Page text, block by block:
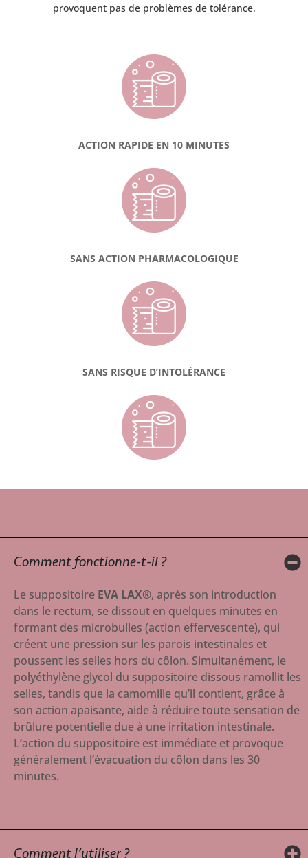
provoquent pas de problèmes de tolérance.
ACTION RAPIDE EN 10 MINUTES
SANS ACTION PHARMACOLOGIQUE
SANS RISQUE D’INTOLÉRANCE
Comment fonctionne-t-il ?
Le suppositoire EVA LAX®, après son introduction
dans le rectum, se dissout en quelques minutes en
formant des microbulles (action effervescente), qui
créent une pression sur les parois intestinales et
poussent les selles hors du côlon. Simultanément, le
polyéthylène glycol du suppositoire dissous ramollit les
selles, tandis que la camomille qu’il contient, grâce à
son action apaisante, aide à réduire toute sensation de
brûlure potentielle due à une irritation intestinale.
L’action du suppositoire est immédiate et provoque
généralement l’évacuation du côlon dans les 30
minutes.
Comment l’utiliser ?